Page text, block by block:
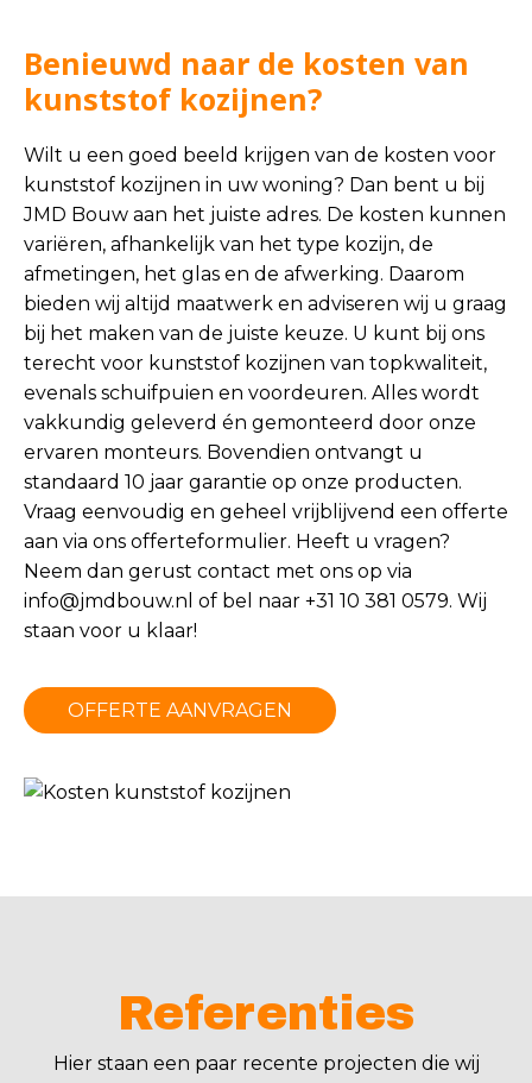
Benieuwd naar de kosten van
kunststof kozijnen?
Wilt u een goed beeld krijgen van de kosten voor
kunststof kozijnen in uw woning? Dan bent u bij
JMD Bouw aan het juiste adres. De kosten kunnen
variëren, afhankelijk van het type kozijn, de
afmetingen, het glas en de afwerking. Daarom
bieden wij altijd maatwerk en adviseren wij u graag
bij het maken van de juiste keuze. U kunt bij ons
terecht voor kunststof kozijnen van topkwaliteit,
evenals schuifpuien en voordeuren. Alles wordt
vakkundig geleverd én gemonteerd door onze
ervaren monteurs. Bovendien ontvangt u
standaard 10 jaar garantie op onze producten.
Vraag eenvoudig en geheel vrijblijvend een offerte
aan via ons offerteformulier. Heeft u vragen?
Neem dan gerust contact met ons op via
info@jmdbouw.nl of bel naar +31 10 381 0579. Wij
staan voor u klaar!
OFFERTE AANVRAGEN
Referenties
Hier staan een paar recente projecten die wij